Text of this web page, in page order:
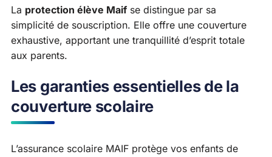
La protection élève Maif se distingue par sa
simplicité de souscription. Elle offre une couverture
exhaustive, apportant une tranquillité d’esprit totale
aux parents.
Les garanties essentielles de la
couverture scolaire
L’assurance scolaire MAIF protège vos enfants de